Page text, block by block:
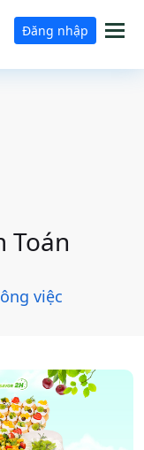
Đăng nhập
Toán
việc